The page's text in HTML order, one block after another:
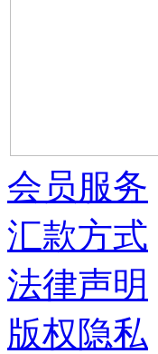
会员服务
汇款方式
法律声明
版权隐私